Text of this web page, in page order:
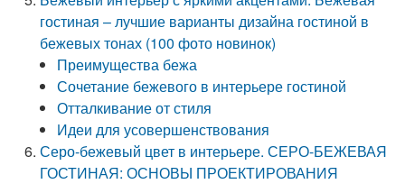
гостиная – лучшие варианты дизайна гостиной в
бежевых тонах (100 фото новинок)
Преимущества бежа
Сочетание бежевого в интерьере гостиной
Отталкивание от стиля
Идеи для усовершенствования
Серо-бежевый цвет в интерьере. СЕРО-БЕЖЕВАЯ
ГОСТИНАЯ: ОСНОВЫ ПРОЕКТИРОВАНИЯ